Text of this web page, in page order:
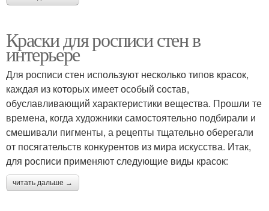
Краски для росписи стен в
интерьере
Для росписи стен используют несколько типов красок,
каждая из которых имеет особый состав,
обуславливающий характеристики вещества. Прошли те
времена, когда художники самостоятельно подбирали и
смешивали пигменты, а рецепты тщательно оберегали
от посягательств конкурентов из мира искусства. Итак,
для росписи применяют следующие виды красок:
читать дальше →